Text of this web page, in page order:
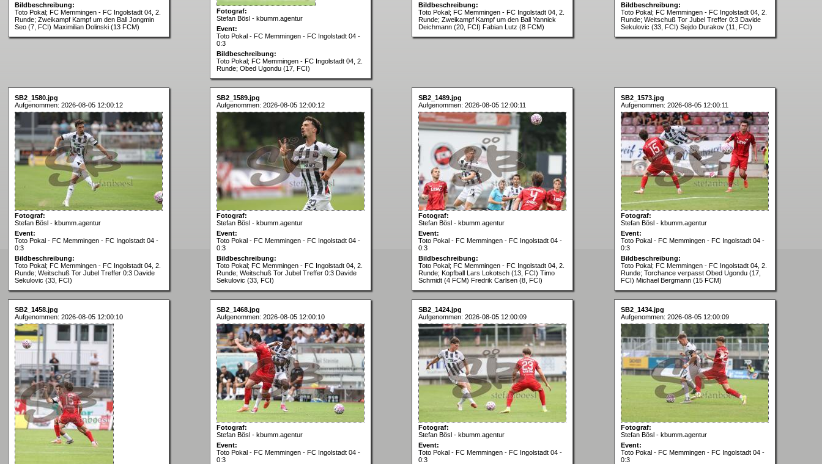
Bildbeschreibung:
Toto Pokal; FC Memmingen - FC Ingolstadt 04, 2.
Runde; Zweikampf Kampf um den Ball Jongmin
Seo (7, FCI) Maximilian Dolinski (13 FCM)
Fotograf:
Stefan Bösl - kbumm.agentur
Event:
Toto Pokal - FC Memmingen - FC Ingolstadt 04 -
0:3
Bildbeschreibung:
Toto Pokal; FC Memmingen - FC Ingolstadt 04, 2.
Runde; Obed Ugondu (17, FCI)
Bildbeschreibung:
Toto Pokal; FC Memmingen - FC Ingolstadt 04, 2.
Runde; Zweikampf Kampf um den Ball Yannick
Deichmann (20, FCI) Fabian Lutz (8 FCM)
Bildbeschreibung:
Toto Pokal; FC Memmingen - FC Ingolstadt 04, 2.
Runde; Weitschuß Tor Jubel Treffer 0:3 Davide
Sekulovic (33, FCI) Sejdo Durakov (11, FCI)
SB2_1580.jpg
Aufgenommen: 2026-08-05 12:00:12
Fotograf:
Stefan Bösl - kbumm.agentur
Event:
Toto Pokal - FC Memmingen - FC Ingolstadt 04 -
0:3
Bildbeschreibung:
Toto Pokal; FC Memmingen - FC Ingolstadt 04, 2.
Runde; Weitschuß Tor Jubel Treffer 0:3 Davide
Sekulovic (33, FCI)
SB2_1589.jpg
Aufgenommen: 2026-08-05 12:00:12
Fotograf:
Stefan Bösl - kbumm.agentur
Event:
Toto Pokal - FC Memmingen - FC Ingolstadt 04 -
0:3
Bildbeschreibung:
Toto Pokal; FC Memmingen - FC Ingolstadt 04, 2.
Runde; Weitschuß Tor Jubel Treffer 0:3 Davide
Sekulovic (33, FCI)
SB2_1489.jpg
Aufgenommen: 2026-08-05 12:00:11
Fotograf:
Stefan Bösl - kbumm.agentur
Event:
Toto Pokal - FC Memmingen - FC Ingolstadt 04 -
0:3
Bildbeschreibung:
Toto Pokal; FC Memmingen - FC Ingolstadt 04, 2.
Runde; Kopfball Lars Lokotsch (13, FCI) Timo
Schmidt (4 FCM) Fredrik Carlsen (8, FCI)
SB2_1573.jpg
Aufgenommen: 2026-08-05 12:00:11
Fotograf:
Stefan Bösl - kbumm.agentur
Event:
Toto Pokal - FC Memmingen - FC Ingolstadt 04 -
0:3
Bildbeschreibung:
Toto Pokal; FC Memmingen - FC Ingolstadt 04, 2.
Runde; Torchance verpasst Obed Ugondu (17,
FCI) Michael Bergmann (15 FCM)
SB2_1458.jpg
Aufgenommen: 2026-08-05 12:00:10
SB2_1468.jpg
Aufgenommen: 2026-08-05 12:00:10
Fotograf:
Stefan Bösl - kbumm.agentur
Event:
Toto Pokal - FC Memmingen - FC Ingolstadt 04 -
0:3
SB2_1424.jpg
Aufgenommen: 2026-08-05 12:00:09
Fotograf:
Stefan Bösl - kbumm.agentur
Event:
Toto Pokal - FC Memmingen - FC Ingolstadt 04 -
0:3
SB2_1434.jpg
Aufgenommen: 2026-08-05 12:00:09
Fotograf:
Stefan Bösl - kbumm.agentur
Event:
Toto Pokal - FC Memmingen - FC Ingolstadt 04 -
0:3